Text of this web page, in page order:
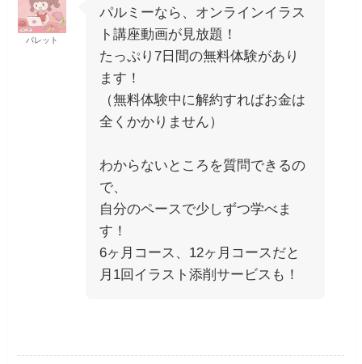
パレット
パルミーなら、オンラインイラス
ト講座動画が見放題！
たっぷり7日間の無料体験があり
ます！
（無料体験中に解約すればお金は
全くかかりません）
わからないところを質問できるの
で、
自分のペースで少しずつ学べま
す！
6ヶ月コース、12ヶ月コースだと
月1回イラスト添削サービスも！